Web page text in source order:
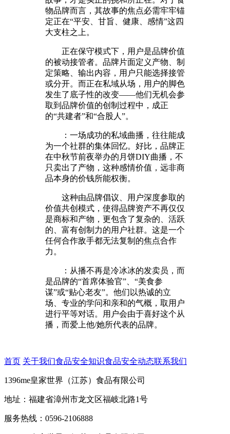
物品牌而言，其故事的焦点必需牢牢锚
定正在“平安、甘旨、健康、感情”这四
大支柱之上。
正在保守模式下，用户是品牌价值
的被动接管者。品牌片面定义产物、制
定策略、输出内容，用户只能选择接管
或分开。而正在私域从场，用户的脚色
发生了底子性的改变——他们无机会参
取到品牌价值的创制过程中，成正
的“共建者”和“合股人”。
：一场成功的私域曲播，往往能成
为一个社群的集体回忆。好比，品牌正
在中秋节前夜举办的月饼DIY曲播，不
只卖出了产物，这种感情价值，远非商
品本身的价钱所能权衡。
这种由品牌倡议、用户深度参取的
价值共创模式，使得品牌资产不再仅仅
是商标和产物，更包含了复杂的、活跃
的、富有创制力的用户社群。这是一个
任何合作敌手都无法复制的焦点合作
力。
：从播不再是冷冰冰的发卖员，而
是品牌的“首席体验官”、“美食参
谋”或“贴心老友”。他们以热诚的立
场、专业的学问和亲和的气概，取用户
进行平等对话。用户会由于喜好这个从
播，而爱上他/她所代表的品牌。
首页 关于我们食品安全知识食品安全动态联系我们
1396me皇家世界（江苏）食品有限公司
地址：福建省漳州市龙文区福岐北路1号
服务热线：0596-2106888